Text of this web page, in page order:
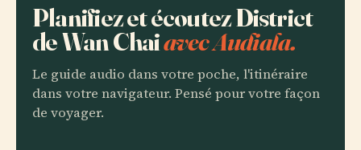
Planifiez et écoutez District
de Wan Chaiavec Audiala.
Le guide audio dans votre poche, l'itinéraire
dans votre navigateur. Pensé pour votre façon
de voyager.